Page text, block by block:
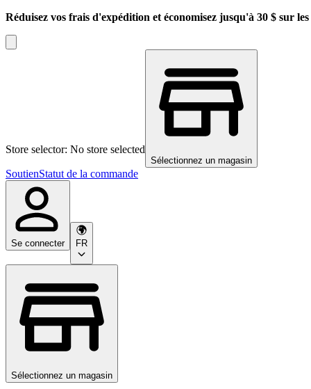
Réduisez vos frais d'expédition et économisez jusqu'à 30 $ sur
Store selector: No store selected
Sélectionnez un magasin
SoutienStatut de la commande
Se connecter FR
Sélectionnez un magasin